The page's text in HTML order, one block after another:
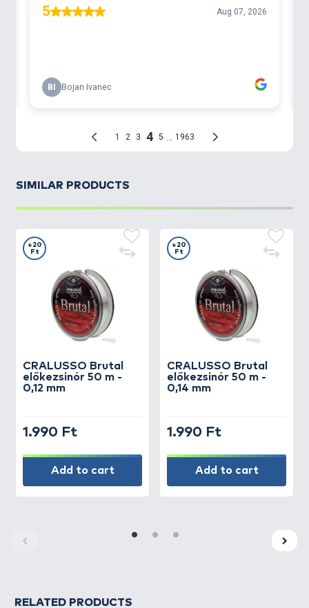
SIMILAR PRODUCTS
CRALUSSO Brutal
előkezsinór 50 m -
0,12 mm
+20
Ft
1.990 Ft
Add to cart
CRALUSSO Brutal
előkezsinór 50 m -
0,14 mm
+20
Ft
1.990 Ft
Add to cart
RELATED PRODUCTS